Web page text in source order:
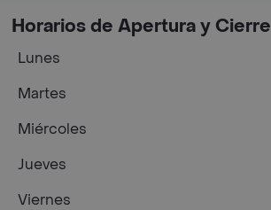
Horarios de Apertura y Cierre
Lunes
Martes
Miércoles
Jueves
Viernes